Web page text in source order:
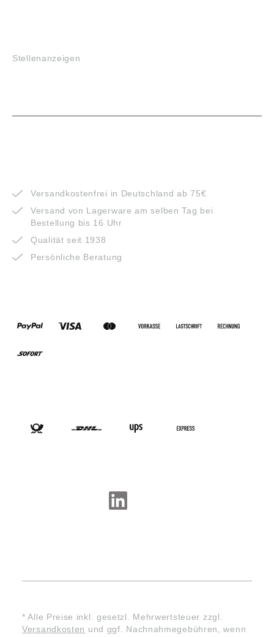
Stellenanzeigen
Versandkostenfrei in Deutschland ab 75€
Versand von Lagerware am selben Tag bei
Bestellung bis 16 Uhr
Qualität seit 1938
Persönliche Beratung
* Alle Preise inkl. gesetzl. Mehrwertsteuer zzgl.
Versandkosten und ggf. Nachnahmegebühren, wenn